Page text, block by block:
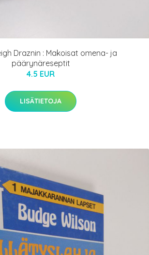
Draznin : Makoisat omena- ja
päärynäreseptit
4.5 EUR
LISÄTIETOJA